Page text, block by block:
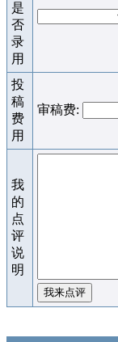
是
否
录
用
投
稿
费
用
审稿费:
我
的
点
评
说
明